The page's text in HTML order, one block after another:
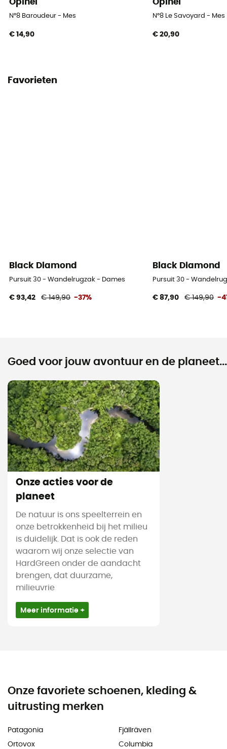
N°8 Baroudeur - Mes
€ 14,90
N°8 Le Savoyard - Mes
€ 20,90
Favorieten
Black Diamond
Pursuit 30 - Wandelrugzak - Dames
€ 93,42 € 149,90 -37%
Black Diamond
Pursuit 30 -
€ 87,90 € 149,90 -
Goed voor jouw avontuur en de planeet...
Onze acties voor de
planeet
De natuur is ons speelterrein en
onze betrokkenheid bij het milieu
is duidelijk. Dat is ook de reden
waarom wij onze selectie van
HardGreen onder de aandacht
brengen, dat duurzame,
milieuvrie
Meer informatie +
Onze favoriete schoenen, kleding &
uitrusting merken
Patagonia
Ortovox
Fjällräven
Columbia